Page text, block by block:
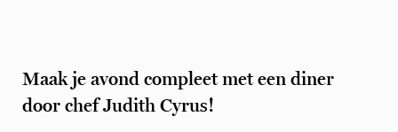
Maak je avond compleet met een diner
door chef Judith Cyrus!